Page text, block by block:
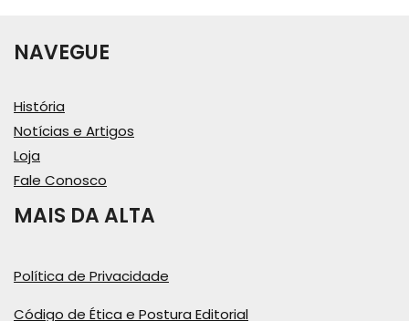
NAVEGUE
História
Notícias e Artigos
Loja
Fale Conosco
MAIS DA ALTA
Política de Privacidade
Código de Ética e Postura Editorial